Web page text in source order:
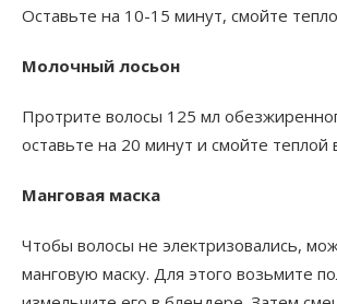
Оставьте на 10-15 минут, смойте
Молочный лосьон
Протрите волосы 125 мл
оставьте на 20 минут и смойте теплой
Манговая маска
Чтобы волосы не электризовались,
манговую маску. Для этого возьмите